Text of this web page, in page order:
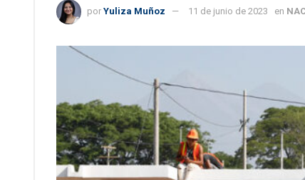
por Yuliza Muñoz 11 de junio de 2023 en